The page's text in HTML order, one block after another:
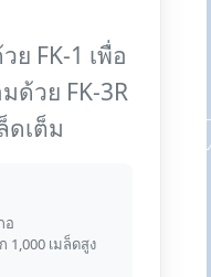
FK-1 เพื่อ
ด้วย FK-3R
ดเต็ม
อ
1,000 เมล็ดสูง